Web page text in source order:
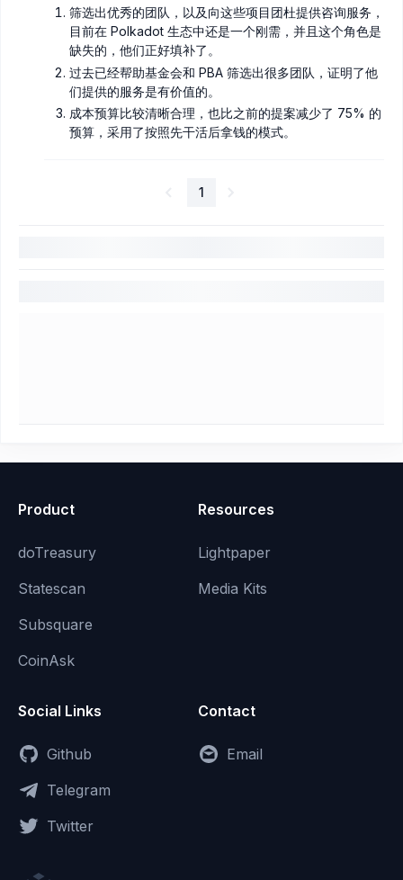
筛选出优秀的团队，以及向这些项目团杜提供咨询服务，
目前在 Polkadot 生态中还是一个刚需，并且这个角色是
缺失的，他们正好填补了。
过去已经帮助基金会和 PBA 筛选出很多团队，证明了他
们提供的服务是有价值的。
成本预算比较清晰合理，也比之前的提案减少了 75% 的
预算，采用了按照先干活后拿钱的模式。
1
Product
doTreasury
Statescan
Subsquare
CoinAsk
Resources
Lightpaper
Media Kits
Social Links
Github
Telegram
Twitter
Contact
Email